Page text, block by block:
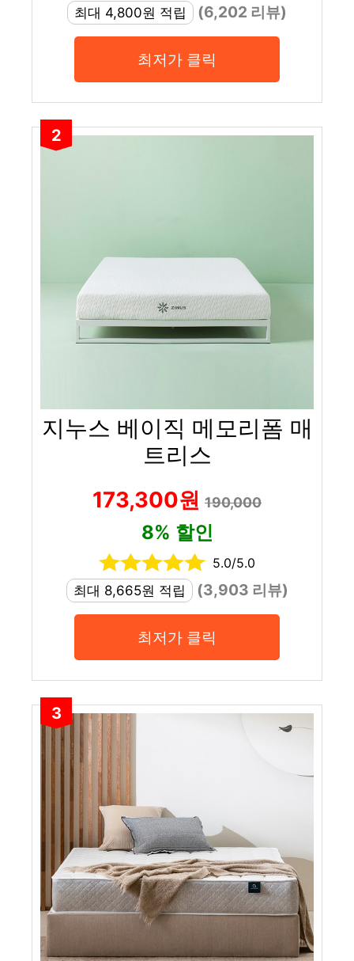
최대 4,800원 적립
(6,202 리뷰)
최저가 클릭
2
지누스 베이직 메모리폼 매
트리스
173,300원 190,000
8% 할인
5.0/5.0
최대 8,665원 적립
(3,903 리뷰)
최저가 클릭
3